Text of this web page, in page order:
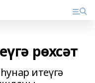
рөхсәт
итеүгә